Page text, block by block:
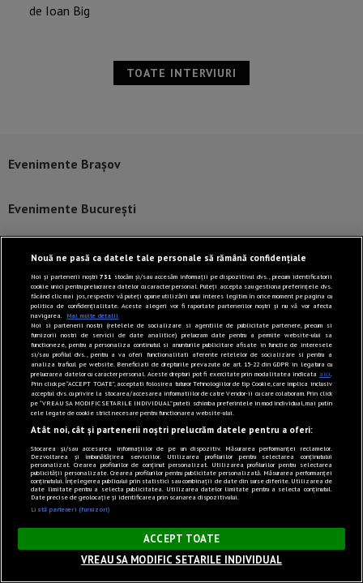
de Ioan Big
TOATE INTERVIURI
Evenimente Brașov
Evenimente București
Evenimente Cluj Napoca
Evenimente Sibiu
Evenimente Constanța
Evenimente Timișoara
Evenimente Iași
Evenimente Craiova
Evenimente Oradea ×
Nouă ne pasă ca datele tale personale să rămână confidențiale
Noi și partenerii noștri731 stocăm și/sau accesăm informații pe dispozitivul dvs., precum identificatorii
cookie unici pentru prelucrarea datelor cu caracter personal. Puteți accepta sau gestiona preferințele dvs.
făcând clic mai jos, respectiv vă puteți opune utilizării unui interes legitim în orice moment pe pagina cu
politica de confidențialitate. Aceste alegeri vor fi raportate partenerilor noștri și nu vă vor afecta
navigarea. Mai multe detalii
Noi si partenerii nostri (retelele de socializare si agentiile de publicitate partenere, precum si
furnizorii nostri de servicii de date analitice) prelucram date pentru a permite website-ului sa
functioneze, pentru a personaliza continutul si anunturile publicitare afisate in functie de interesele
si/sau profilul dvs., pentru a va oferi functionalitati aferente retelelor de socializare si pentru a
analiza traficul pe website. Beneficiati de drepturile prevazute de art. 15-22 din GDPR in legatura cu
prelucrarea datelor cu caracter personal. Aceste drepturi pot fi exercitate prin modalitatea indicata aici.
Prin click pe “ACCEPT TOATE”, acceptati folosirea tuturor Tehnologiilor de tip Cookie, care implica inclusiv
acceptul dvs. cu privire la stocarea/accesarea informatiilor de catre Vendor-ii cu care colaboram. Prin click
pe “VREAU SA MODIFIC SETARILE INDIVIDUAL” puteti schimba preferintele in mod individual, mai putin
cele legate de cookie strict necesare pentru functionarea website-ului.
Atât noi, cât și partenerii noștri prelucrăm datele pentru a oferi:
Stocarea și/sau accesarea informațiilor de pe un dispozitiv. Măsurarea performanței reclamelor.
Dezvoltarea și îmbunătățirea serviciilor. Utilizarea profilurilor pentru selectarea conținutului
personalizat. Crearea profilurilor de conținut personalizat. Utilizarea profilurilor pentru selectarea
publicității personalizate. Crearea profilurilor pentru publicitate personalizată. Măsurarea performanței
conținutului. Înțelegerea publicului prin statistici sau combinații de date din surse diferite. Utilizarea de
date limitate pentru a selecta publicitatea. Utilizarea datelor limitate pentru a selecta conținutul.
Date precise de geolocație și identificarea prin scanarea dispozitivului.
Listă parteneri (furnizori)
ACCEPT TOATE
VREAU SA MODIFIC SETARILE INDIVIDUAL